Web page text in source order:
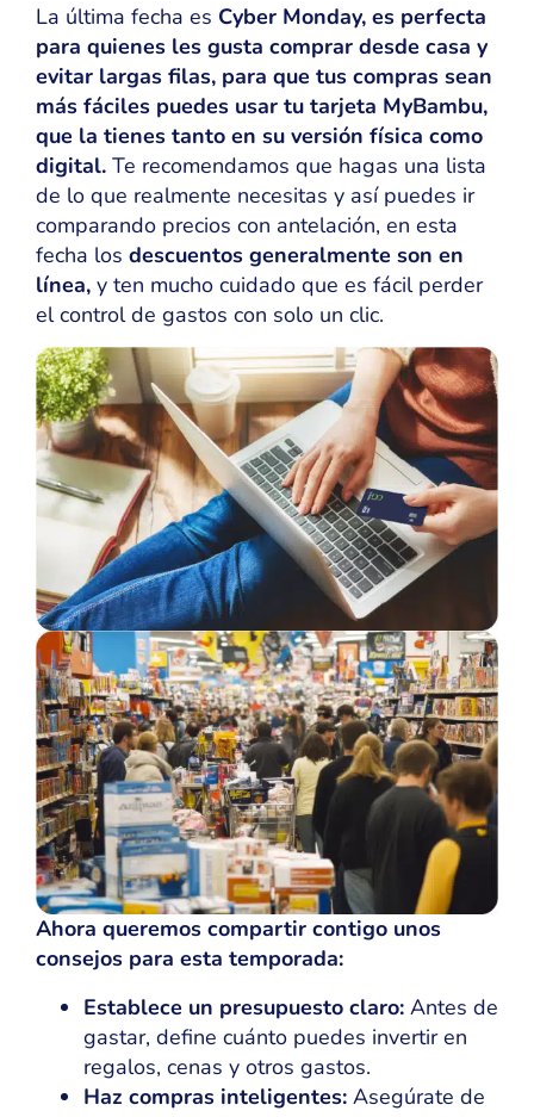
La última fecha es Cyber Monday, es perfecta
para quienes les gusta comprar desde casa y
evitar largas filas, para que tus compras sean
más fáciles puedes usar tu tarjeta MyBambu,
que la tienes tanto en su versión física como
digital. Te recomendamos que hagas una lista
de lo que realmente necesitas y así puedes ir
comparando precios con antelación, en esta
fecha los descuentos generalmente son en
línea, y ten mucho cuidado que es fácil perder
el control de gastos con solo un clic.
Ahora queremos compartir contigo unos
consejos para esta temporada:
Establece un presupuesto claro: Antes de
gastar, define cuánto puedes invertir en
regalos, cenas y otros gastos.
Haz compras inteligentes: Asegúrate de